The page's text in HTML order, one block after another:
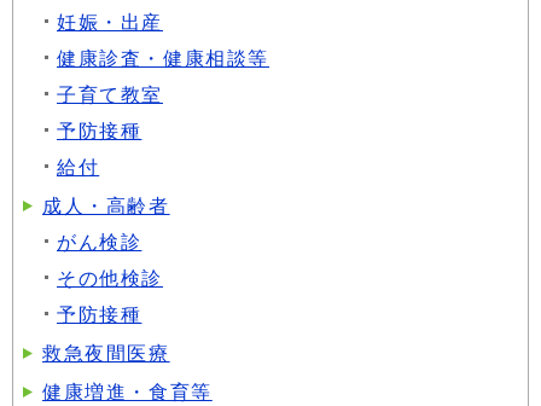
妊娠・出産
健康診査・健康相談等
子育て教室
予防接種
給付
成人・高齢者
がん検診
その他検診
予防接種
救急夜間医療
健康増進・食育等